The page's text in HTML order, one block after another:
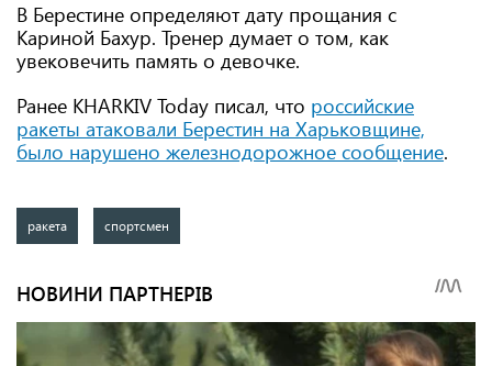
В Берестине определяют дату прощания с
Кариной Бахур. Тренер думает о том, как
увековечить память о девочке.
Ранее KHARKIV Today писал, что российские
ракеты атаковали Берестин на Харьковщине,
было нарушено железнодорожное сообщение.
ракета спортсмен